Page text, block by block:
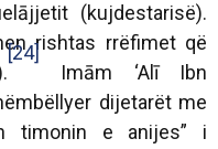
(kujdestarisë).
rishtas rrëfimet që
[24]
Imām ‘Alī Ibn
dijetarët me
timonin e anijes” i